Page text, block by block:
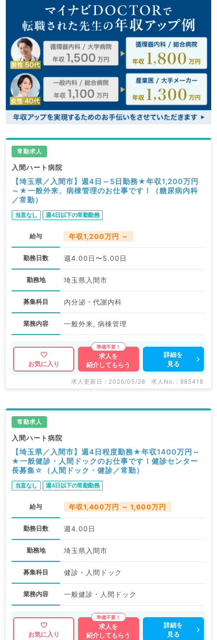
常勤求人
入間ハート病院
【埼玉県／入間市】週4日～5日勤務★年収1,200万円
～★一般外来、病棟管理のお仕事です！（糖尿病内科
／常勤）
当直なし 週4日以下の常勤勤務
給与 年収1,200万円 ～
勤務日数 週4.00日〜5.00日
勤務地 埼玉県入間市
募集科目 内分泌・代謝内科
業務内容 一般外来, 病棟管理
お気に入り
求人を
紹介してもらう
詳細を
見る
求人更新日 : 2026/05/28 求人No. : 885418
常勤求人
入間ハート病院
【埼玉県／入間市】週4日程度勤務★年収1400万円～
★一般健診・人間ドックのお仕事です！健診センター
長募集☆（人間ドック・健診／常勤）
当直なし 週4日以下の常勤勤務
給与 年収1,400万円 ～ 1,600万円
勤務日数 週4.00日
勤務地 埼玉県入間市
募集科目 健診・人間ドック
業務内容 一般健診・人間ドック
お気に入り
求人を
紹介してもらう
詳細を
見る